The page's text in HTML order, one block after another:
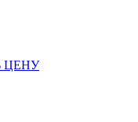
ЦЕНУ